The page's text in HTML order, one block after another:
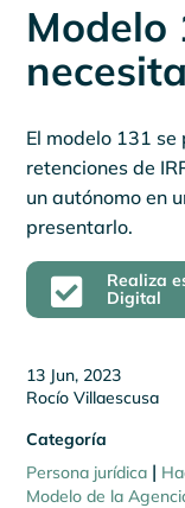
Modelo
El modelo 131
retenciones de
un autónomo en
presentarlo.

Realiza
Digital
13 Jun, 2023
Rocío Villaescusa
Categoría
Persona jurídica |
Modelo de la